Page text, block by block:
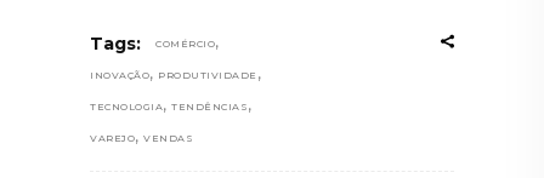
Tags: COMÉRCIO,
INOVAÇÃO, PRODUTIVIDADE ,
TECNOLOGIA, TENDÊNCIAS ,
VAREJO, VENDAS